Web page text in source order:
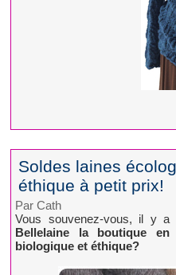
Soldes laines
éthique à petit prix!
Par Cath
Vous souvenez-vous, il y
Bellelaine la boutique
biologique et éthique?